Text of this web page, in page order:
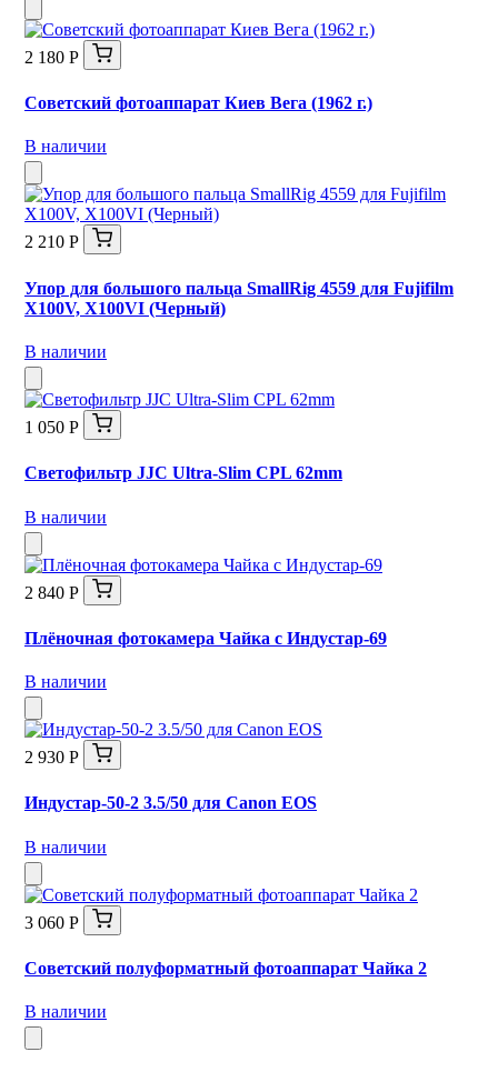
2 180 Р
Советский фотоаппарат Киев Вега (1962 г.)
В наличии
2 210 Р
Упор для большого пальца SmallRig 4559 для Fujifilm
X100V, X100VI (Черный)
В наличии
1 050 Р
Светофильтр JJC Ultra-Slim CPL 62mm
В наличии
2 840 Р
Плёночная фотокамера Чайка с Индустар-69
В наличии
2 930 Р
Индустар-50-2 3.5/50 для Canon EOS
В наличии
3 060 Р
Советский полуформатный фотоаппарат Чайка 2
В наличии